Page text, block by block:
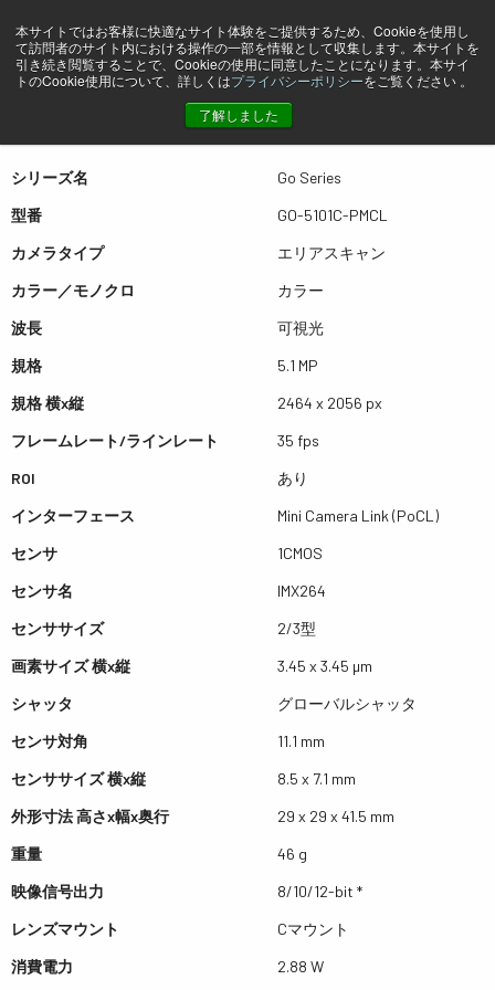
本サイトではお客様に快適なサイト体験をご提供するため、Cookieを使用し
て訪問者のサイト内における操作の一部を情報として収集します。本サイトを
引き続き閲覧することで、Cookieの使用に同意したことになります。本サイ
トのCookie使用について、詳しくはプライバシーポリシーをご覧ください 。
了解しました
プレビュー GO-5101C-PMCL
表は左右にスワイプできます
シリーズ名
Go Series
型番
GO-5101C-PMCL
カメラタイプ
エリアスキャン
カラー／モノクロ
カラー
波長
可視光
規格
5.1 MP
規格 横x縦
2464 x 2056 px
フレームレート/ラインレート
35 fps
ROI
あり
インターフェース
Mini Camera Link (PoCL)
センサ
1CMOS
センサ名
IMX264
センササイズ
2/3型
画素サイズ 横x縦
3.45 x 3.45 µm
シャッタ
グローバルシャッタ
センサ対角
11.1 mm
センササイズ 横x縦
8.5 x 7.1 mm
外形寸法 高さx幅x奥行
29 x 29 x 41.5 mm
重量
46 g
映像信号出力
8/10/12-bit *
レンズマウント
Cマウント
消費電力
2.88 W